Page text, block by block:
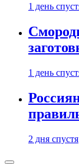
1 день
1 день
2 дня спустя